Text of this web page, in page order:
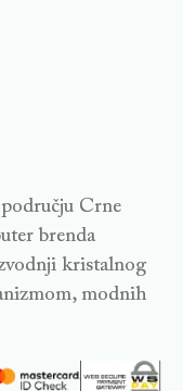
Crne
brenda
kristalnog
modnih